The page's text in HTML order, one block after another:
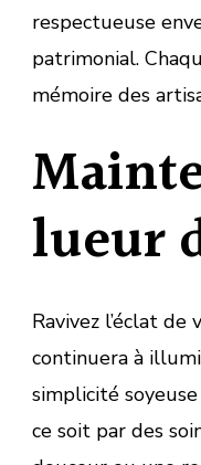
respectueuse
patrimonial.
mémoire des
lueur
Ravivez l’éclat
continuera à
simplicité
ce soit par des